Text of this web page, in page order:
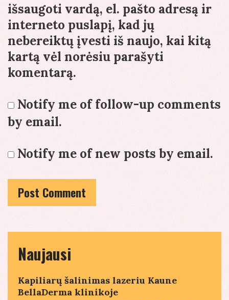
išsaugoti vardą, el. pašto adresą ir
interneto puslapį, kad jų
nebereiktų įvesti iš naujo, kai kitą
kartą vėl norėsiu parašyti
komentarą.
Notify me of follow-up comments
by email.
Notify me of new posts by email.
Naujausi
Kapiliarų šalinimas lazeriu Kaune
BellaDerma klinikoje